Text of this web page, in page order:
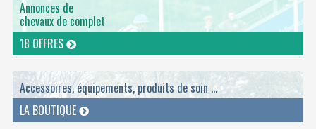
Annonces de
chevaux de complet
18 OFFRES
Accessoires, équipements, produits de soin ...
LA BOUTIQUE